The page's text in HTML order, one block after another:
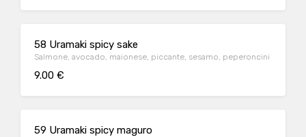
58 Uramaki spicy sake
Salmone, avocado, maionese, piccante, sesamo, peperoncini
9.00 €
59 Uramaki spicy maguro